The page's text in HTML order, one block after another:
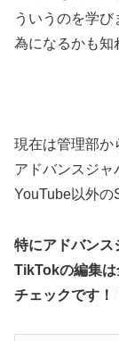
ういうのを学
為になるかも知
現在は管理部か
アドバンスジャ
YouTube以外の
特にアドバン
TikTokの編集
チェックです！